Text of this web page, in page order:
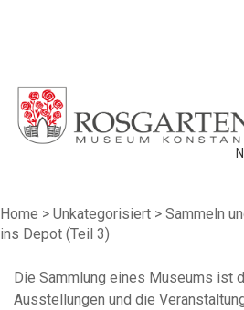
Home > Unkategorisiert > Sammeln
ins Depot (Teil 3)
Die Sammlung eines Museums ist
Ausstellungen und die